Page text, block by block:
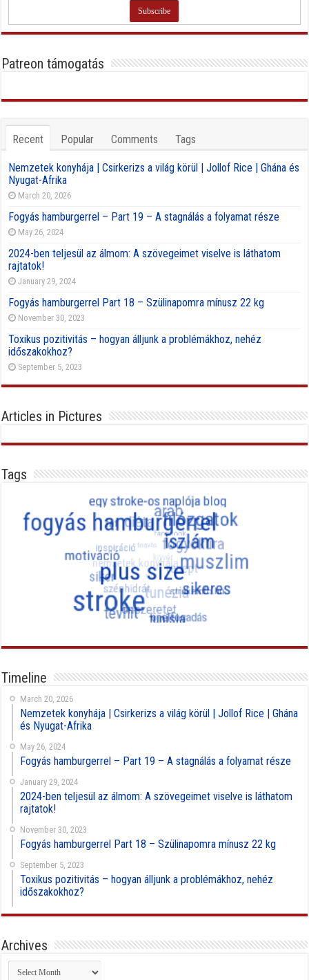
Patreon támogatás
Recent Popular Comments Tags
Nemzetek konyhája | Csirkerizs a világ körül | Jollof Rice | Ghána és
Nyugat-Afrika
March 20, 2026
Fogyás hamburgerrel – Part 19 – A stagnálás a folyamat része
May 26, 2024
2024-ben teljesül az álmom: A szövegeimet viselve is láthatom
rajtatok!
January 29, 2024
Fogyás hamburgerrel Part 18 – Szülinapomra mínusz 22 kg
November 30, 2023
Toxikus pozitivitás – hogyan álljunk a problémákhoz, nehéz
időszakokhoz?
September 5, 2023
Articles in Pictures
Tags
Timeline
March 20, 2026
Nemzetek konyhája | Csirkerizs a világ körül | Jollof Rice | Ghána
és Nyugat-Afrika
May 26, 2024
Fogyás hamburgerrel – Part 19 – A stagnálás a folyamat része
January 29, 2024
2024-ben teljesül az álmom: A szövegeimet viselve is láthatom
rajtatok!
November 30, 2023
Fogyás hamburgerrel Part 18 – Szülinapomra mínusz 22 kg
September 5, 2023
Toxikus pozitivitás – hogyan álljunk a problémákhoz, nehéz
időszakokhoz?
Archives
Archives